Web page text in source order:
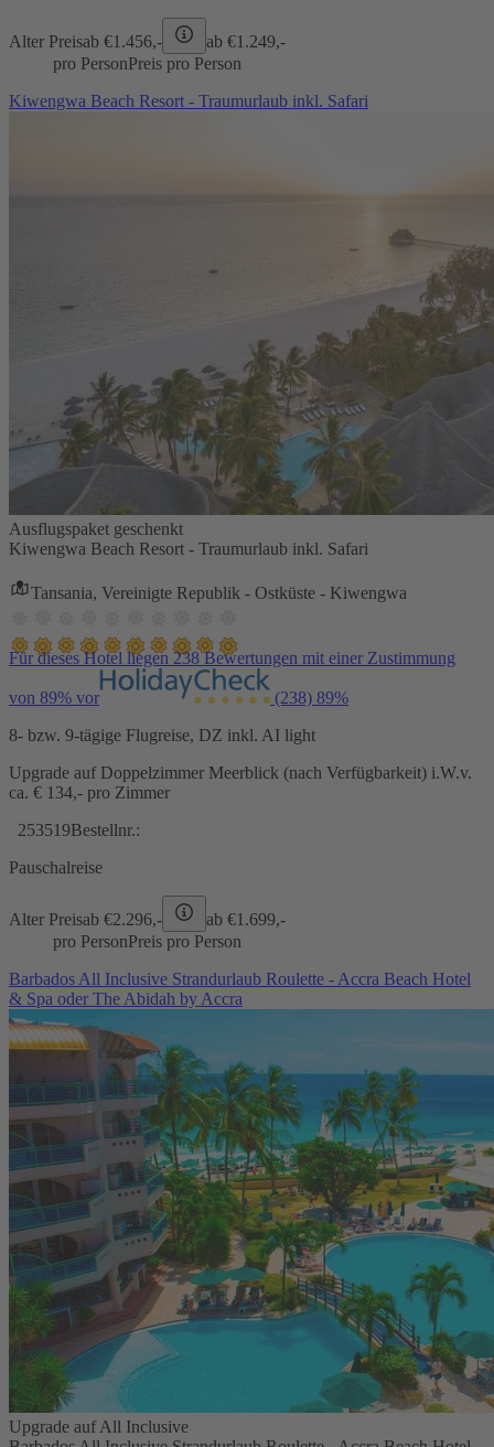
Alter Preisab €1.456,- ab €1.249,-
pro PersonPreis pro Person
Kiwengwa Beach Resort - Traumurlaub inkl. Safari
Ausflugspaket geschenkt
Kiwengwa Beach Resort - Traumurlaub inkl. Safari
Tansania, Vereinigte Republik - Ostküste - Kiwengwa
Für dieses Hotel liegen 238 Bewertungen mit einer Zustimmung
von 89% vor (238) 89%
8- bzw. 9-tägige Flugreise, DZ inkl. AI light
Upgrade auf Doppelzimmer Meerblick (nach Verfügbarkeit) i.W.v.
ca. € 134,- pro Zimmer
253519Bestellnr.:
Pauschalreise
Alter Preisab €2.296,- ab €1.699,-
pro PersonPreis pro Person
Barbados All Inclusive Strandurlaub Roulette - Accra Beach Hotel
& Spa oder The Abidah by Accra
Upgrade auf All Inclusive